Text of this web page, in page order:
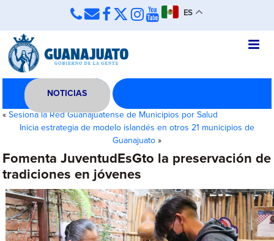
ES
NOTICIAS
«Sesiona la Red Guanajuatense de Municipios por Salud
Inicia estrategia de modelo islandés en otros 21 municipios de
Guanajuato »
Fomenta JuventudEsGto la preservación de
tradiciones en jóvenes